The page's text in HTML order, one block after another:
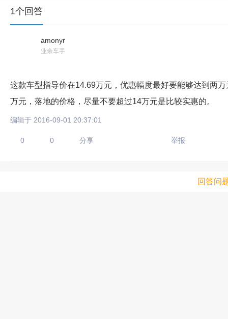
1个回答
amonyr
业余车手
这款车型指导价在14.69万元，优惠幅度最好要能够达到两
万元，落地的价格，尽量不要超过14万元是比较实惠的。
编辑于 2016-09-01 20:37:01
0 0 分享 举报
回答问